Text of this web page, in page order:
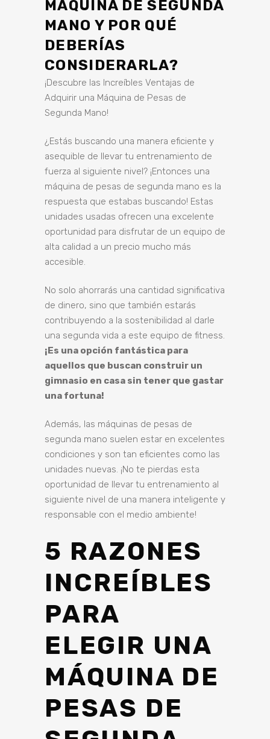
MÁQUINA DE SEGUNDA
MANO Y POR QUÉ
DEBERÍAS
CONSIDERARLA?
¡Descubre las Increíbles Ventajas de
Adquirir una Máquina de Pesas de
Segunda Mano!
¿Estás buscando una manera eficiente y
asequible de llevar tu entrenamiento de
fuerza al siguiente nivel? ¡Entonces una
máquina de pesas de segunda mano es la
respuesta que estabas buscando! Estas
unidades usadas ofrecen una excelente
oportunidad para disfrutar de un equipo de
alta calidad a un precio mucho más
accesible.
No solo ahorrarás una cantidad significativa
de dinero, sino que también estarás
contribuyendo a la sostenibilidad al darle
una segunda vida a este equipo de fitness.
¡Es una opción fantástica para
aquellos que buscan construir un
gimnasio en casa sin tener que gastar
una fortuna!
Además, las máquinas de pesas de
segunda mano suelen estar en excelentes
condiciones y son tan eficientes como las
unidades nuevas. ¡No te pierdas esta
oportunidad de llevar tu entrenamiento al
siguiente nivel de una manera inteligente y
responsable con el medio ambiente!
5 RAZONES
INCREÍBLES
PARA
ELEGIR UNA
MÁQUINA DE
PESAS DE